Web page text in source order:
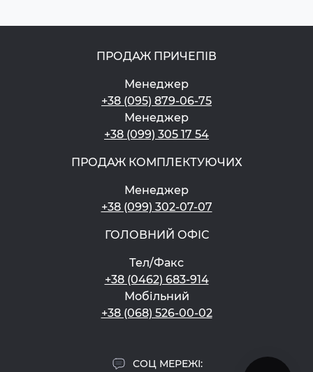
ПРОДАЖ ПРИЧЕПІВ
Менеджер
+38 (095) 879-06-75
Менеджер
+38 (099) 305 17 54
ПРОДАЖ КОМПЛЕКТУЮЧИХ
Менеджер
+38 (099) 302-07-07
ГОЛОВНИЙ ОФІС
Тел/Факс
+38 (0462) 683-914
Мобільний
+38 (068) 526-00-02
СОЦ МЕРЕЖІ: